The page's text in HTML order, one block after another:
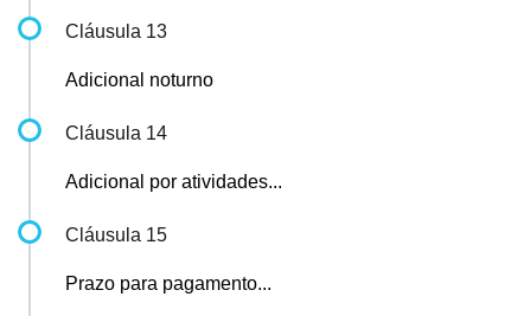
Cláusula 13
Adicional noturno
Cláusula 14
Adicional por atividades...
Cláusula 15
Prazo para pagamento...